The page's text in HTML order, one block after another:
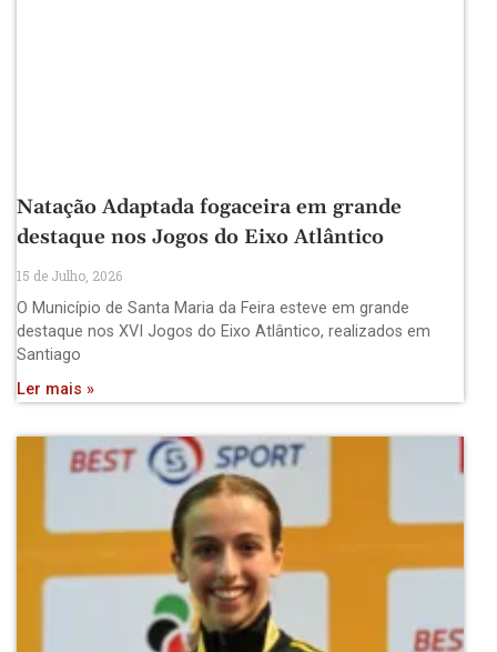
Natação Adaptada fogaceira em grande
destaque nos Jogos do Eixo Atlântico
15 de Julho, 2026
O Município de Santa Maria da Feira esteve em grande
destaque nos XVI Jogos do Eixo Atlântico, realizados em
Santiago
Ler mais »